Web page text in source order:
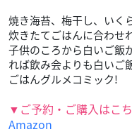
焼き海苔、梅干し、いく
炊きたてごはんに合わせ
子供のころから白いご飯
れば飲み会よりも白いご
ごはんグルメコミック!
▼ご予約・ご購入はこ
Amazon